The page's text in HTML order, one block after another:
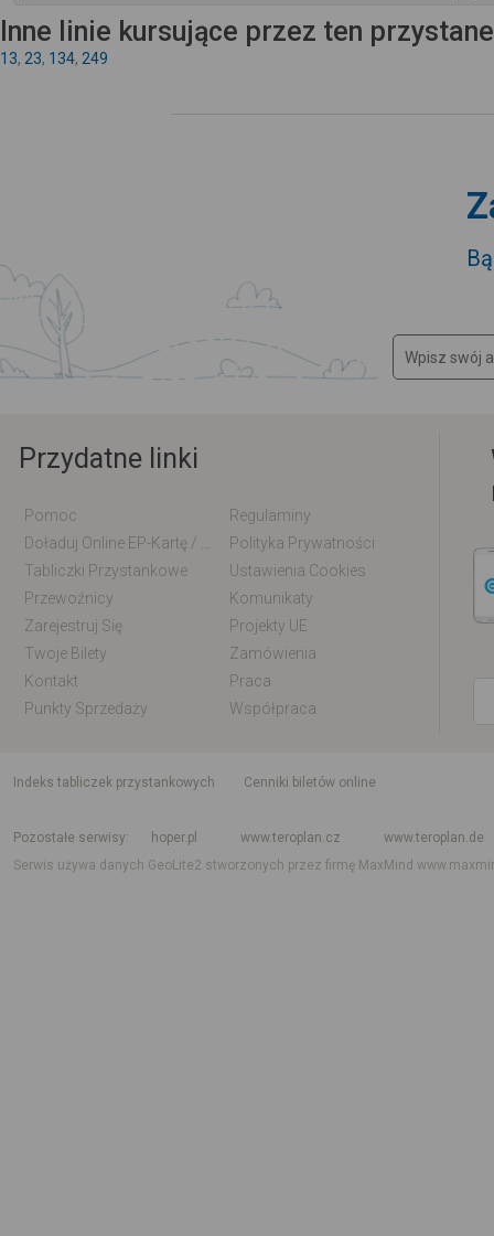
Inne linie kursujące przez ten
13, 23, 134, 249
Przydatne linki
Pomoc
Regulaminy
Polityka Prywatności
Tabliczki Przystankowe
Ustawienia Cookies
Przewoźnicy
Komunikaty
Zarejestruj Się
Projekty UE
Twoje Bilety
Zamówienia
Kontakt
Praca
Punkty Sprzedaży
Współpraca
indeks tabliczek przystankowych
Cenniki biletów online
Pozostałe serwisy
hoper.pl www.teroplan.cz
www.teroplan.de
Serwis używa danych GeoLite2 stworzonych przez firmę MaxMind